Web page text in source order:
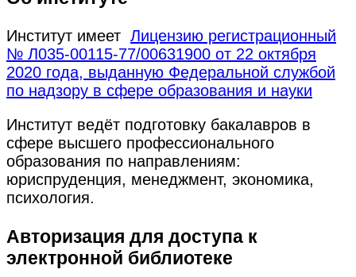
Институт имеет Лицензию регистрационный
№ Л035-00115-77/00631900 от 22 октября
2020 года, выданную Федеральной службой
по надзору в сфере образования и науки
Институт ведёт подготовку бакалавров в
сфере высшего профессионального
образования по направлениям:
юриспруденция, менеджмент, экономика,
психология.
Авторизация для доступа к
электронной библиотеке